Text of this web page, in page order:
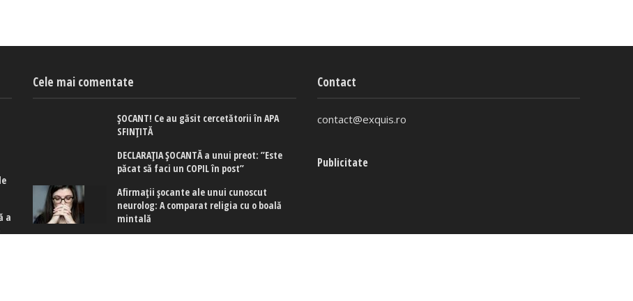
a
Cele mai comentate
ȘOCANT! Ce au găsit cercetătorii în APA
SFINȚITĂ
DECLARAȚIA ȘOCANTĂ a unui preot: ”Este
păcat să faci un COPIL în post”
Afirmaţii şocante ale unui cunoscut
neurolog: A comparat religia cu o boală
mintală
Contact
contact@exquis.ro
Publicitate